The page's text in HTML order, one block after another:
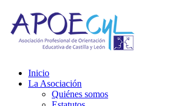
Inicio
La Asociación
Quiénes somos